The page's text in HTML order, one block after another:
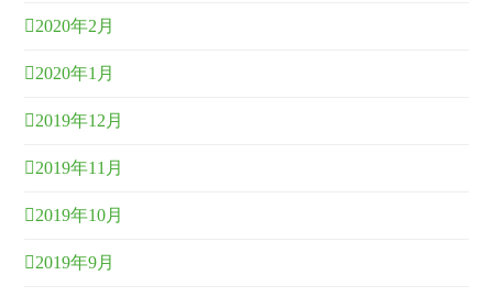
2020年2月
2020年1月
2019年12月
2019年11月
2019年10月
2019年9月